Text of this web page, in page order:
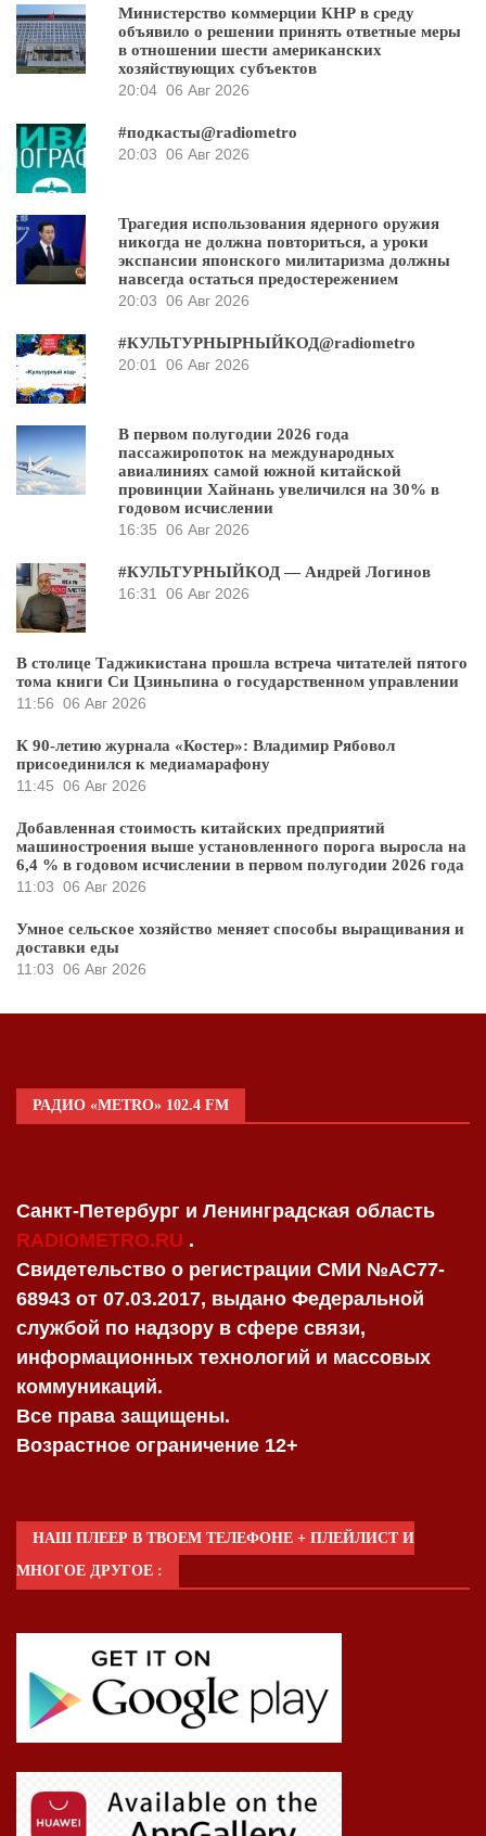
Министерство коммерции КНР в среду
объявило о решении принять ответные меры
в отношении шести американских
хозяйствующих субъектов
20:04 06 Авг 2026
#подкасты@radiometro
20:03 06 Авг 2026
Трагедия использования ядерного оружия
никогда не должна повториться, а уроки
экспансии японского милитаризма должны
навсегда остаться предостережением
20:03 06 Авг 2026
#КУЛЬТУРНЫРНЫЙКОД@radiometro
20:01 06 Авг 2026
В первом полугодии 2026 года
пассажиропоток на международных
авиалиниях самой южной китайской
провинции Хайнань увеличился на 30% в
годовом исчислении
16:35 06 Авг 2026
#КУЛЬТУРНЫЙКОД — Андрей Логинов
16:31 06 Авг 2026
В столице Таджикистана прошла встреча читателей пятого
тома книги Си Цзиньпина о государственном управлении
11:56 06 Авг 2026
К 90-летию журнала «Костер»: Владимир Рябовол
присоединился к медиамарафону
11:45 06 Авг 2026
Добавленная стоимость китайских предприятий
машиностроения выше установленного порога выросла на
6,4 % в годовом исчислении в первом полугодии 2026 года
11:03 06 Авг 2026
Умное сельское хозяйство меняет способы выращивания и
доставки еды
11:03 06 Авг 2026
РАДИО «METRO» 102.4 FM
Санкт-Петербург и Ленинградская область
RADIOMETRO.RU .
Свидетельство о регистрации СМИ №AC77-
68943 от 07.03.2017, выдано Федеральной
службой по надзору в сфере связи,
информационных технологий и массовых
коммуникаций.
Все права защищены.
Возрастное ограничение 12+
НАШ ПЛЕЕР В ТВОЕМ ТЕЛЕФОНЕ + ПЛЕЙЛИСТ И
МНОГОЕ ДРУГОЕ :